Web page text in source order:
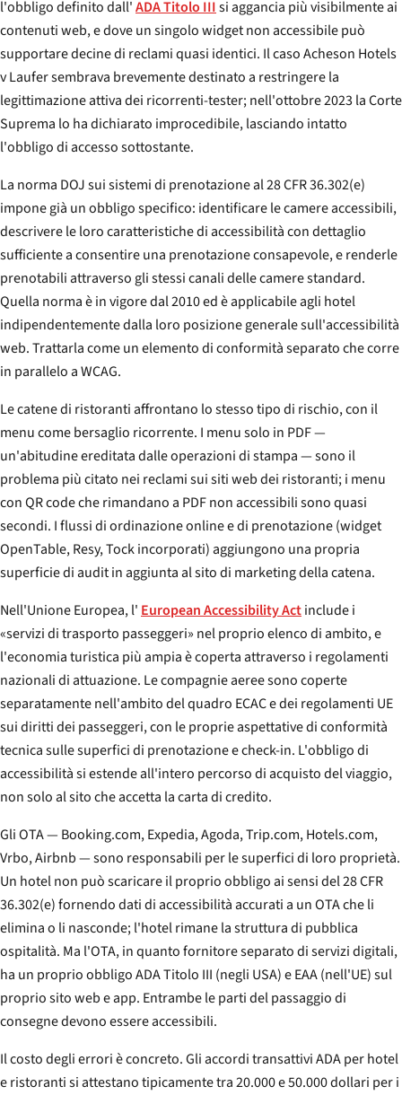
l'obbligo definito dall'ADA Titolo IIIsi aggancia più visibilmente ai
contenuti web, e dove un singolo widget non accessibile può
supportare decine di reclami quasi identici. Il casoAcheson Hotels
v Laufersembrava brevemente destinato a restringere la
legittimazione attiva dei ricorrenti-tester; nell'ottobre 2023 la Corte
Suprema lo ha dichiarato improcedibile, lasciando intatto
l'obbligo di accesso sottostante.
La norma DOJ sui sistemi di prenotazione al 28 CFR 36.302(e)
impone già un obbligo specifico: identificare le camere accessibili,
descrivere le loro caratteristiche di accessibilità con dettaglio
sufficiente a consentire una prenotazione consapevole, e renderle
prenotabili attraverso gli stessi canali delle camere standard.
Quella norma è in vigore dal 2010 ed è applicabile agli hotel
indipendentemente dalla loro posizione generale sull'accessibilità
web. Trattarla come un elemento di conformità separato che corre
in parallelo a WCAG.
Le catene di ristoranti affrontano lo stesso tipo di rischio, con il
menu come bersaglio ricorrente. I menu solo in PDF —
un'abitudine ereditata dalle operazioni di stampa — sono il
problema più citato nei reclami sui siti web dei ristoranti; i menu
con QR code che rimandano a PDF non accessibili sono quasi
secondi. I flussi di ordinazione online e di prenotazione (widget
OpenTable, Resy, Tock incorporati) aggiungono una propria
superficie di audit in aggiunta al sito di marketing della catena.
Nell'Unione Europea, l' European Accessibility Actinclude i
«servizi di trasporto passeggeri» nel proprio elenco di ambito, e
l'economia turistica più ampia è coperta attraverso i regolamenti
nazionali di attuazione. Le compagnie aeree sono coperte
separatamente nell'ambito del quadro ECAC e dei regolamenti UE
sui diritti dei passeggeri, con le proprie aspettative di conformità
tecnica sulle superfici di prenotazione e check-in. L'obbligo di
accessibilità si estende all'intero percorso di acquisto del viaggio,
non solo al sito che accetta la carta di credito.
Gli OTA — Booking.com, Expedia, Agoda, Trip.com, Hotels.com,
Vrbo, Airbnb — sono responsabili per le superfici di loro proprietà.
Un hotel non può scaricare il proprio obbligo ai sensi del 28 CFR
36.302(e) fornendo dati di accessibilità accurati a un OTA che li
elimina o li nasconde; l'hotel rimane la struttura di pubblica
ospitalità. Ma l'OTA, in quanto fornitore separato di servizi digitali,
ha un proprio obbligo ADA Titolo III (negli USA) e EAA (nell'UE) sul
proprio sito web e app. Entrambe le parti del passaggio di
consegne devono essere accessibili.
Il costo degli errori è concreto. Gli accordi transattivi ADA per hotel
e ristoranti si attestano tipicamente tra 20.000 e 50.000 dollari per i